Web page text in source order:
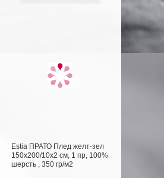
Estia ПРАТО Плед желт-зел
150х200/10х2 см, 1 пр, 100%
шерсть , 350 гр/м2